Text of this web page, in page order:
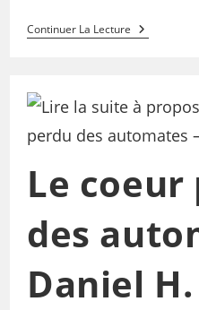
Continuer La Lecture
Le coeur
des
Daniel